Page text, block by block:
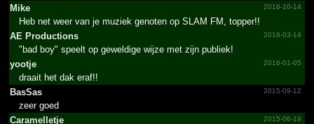
Mike
2016-10-14
Heb net weer van je muziek genoten op SLAM FM, topper!!
AE Productions
2016-03-14
"bad boy" speelt op geweldige wijze met zijn publiek!
yootje
2016-01-05
draait het dak eraf!!
BasSas
2015-09-12
zeer goed
Caramelletje
2015-06-19